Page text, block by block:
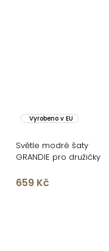
Vyrobeno v EU
Světle modré šaty
GRANDIE pro družičky
659 Kč